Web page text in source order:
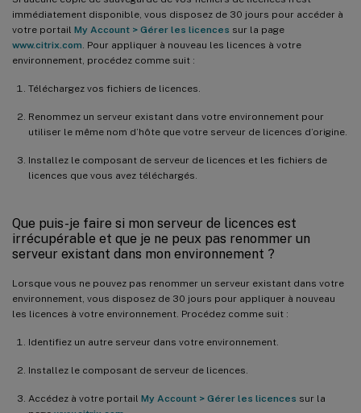
immédiatement disponible, vous disposez de 30 jours pour accéder à
votre portail My Account > Gérer les licences sur la page
www.citrix.com . Pour appliquer à nouveau les licences à votre
environnement, procédez comme suit :
Téléchargez vos fichiers de licences.
Renommez un serveur existant dans votre environnement pour
utiliser le même nom d’hôte que votre serveur de licences d’origine.
Installez le composant de serveur de licences et les fichiers de
licences que vous avez téléchargés.
Que puis-je faire si mon serveur de licences est
irrécupérable et que je ne peux pas renommer un
serveur existant dans mon environnement ?
Lorsque vous ne pouvez pas renommer un serveur existant dans votre
environnement, vous disposez de 30 jours pour appliquer à nouveau
les licences à votre environnement. Procédez comme suit :
Identifiez un autre serveur dans votre environnement.
Installez le composant de serveur de licences.
Accédez à votre portail My Account > Gérer les licences sur la